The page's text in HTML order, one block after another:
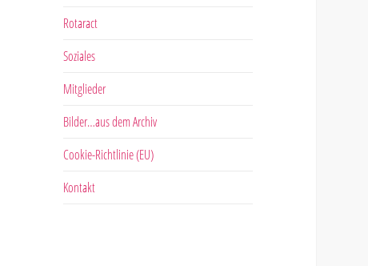
Rotaract
Soziales
Mitglieder
Bilder…aus dem Archiv
Cookie-Richtlinie (EU)
Kontakt